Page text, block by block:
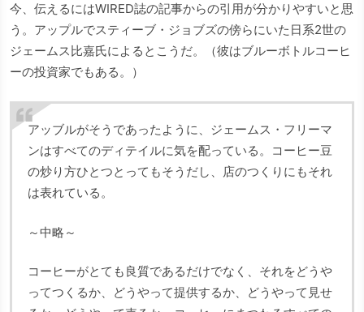
今、伝えるにはWIRED誌の記事からの引用が分かりやすいと思
う。アップルでスティーブ・ジョブズの傍らにいた日系2世の
ジェームス比嘉氏によるとこうだ。（彼はブルーボトルコーヒ
ーの投資家でもある。）
アッブルがそうであったように、ジェームス・フリーマ
ンはすべてのディテイルに気を配っている。コーヒー豆
の炒り方ひとつとってもそうだし、店のつくりにもそれ
は表れている。
～中略～
コーヒーがとても良質であるだけでなく、それをどうや
ってつくるか、どうやって提供するか、どうやって見せ